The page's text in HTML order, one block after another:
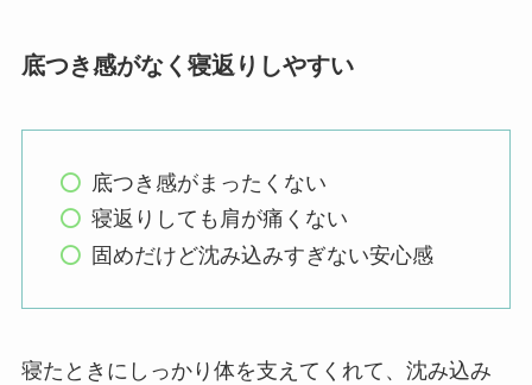
底つき感がなく寝返りしやすい
底つき感がまったくない
寝返りしても肩が痛くない
固めだけど沈み込みすぎない安心感
寝たときにしっかり体を支えてくれて、沈み込み